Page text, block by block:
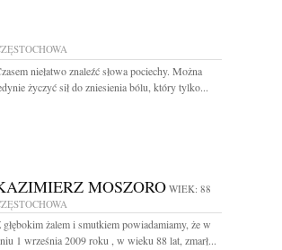
niełatwo znaleźć słowa pociechy. Można
życzyć sił do zniesienia bólu, który tylko...
MOSZOROWIEK: 88
głębokim żalem i smutkiem powiadamiamy, że w
1 września 2009 roku , w wieku 88 lat, zmarł...